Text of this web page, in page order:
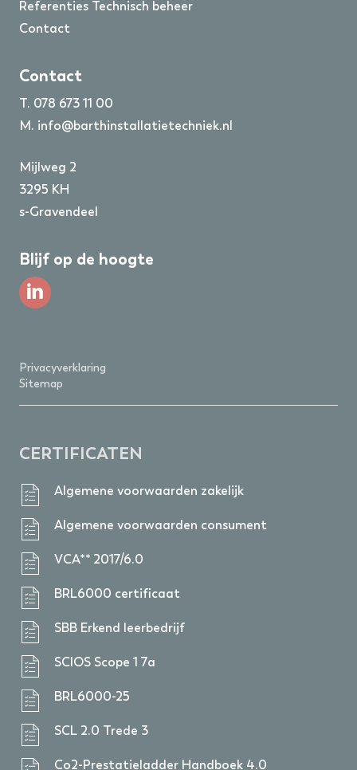
Referenties Technisch beheer
Contact
Contact
T. 078 673 11 00
M. info@barthinstallatietechniek.nl
Mijlweg 2
3295 KH
s-Gravendeel
Blijf op de hoogte
Privacyverklaring
Sitemap
CERTIFICATEN
Algemene voorwaarden zakelijk
Algemene voorwaarden consument
VCA** 2017/6.0
BRL6000 certificaat
SBB Erkend leerbedrijf
SCIOS Scope 1 7a
BRL6000-25
SCL 2.0 Trede 3
Co2-Prestatieladder Handboek 4.0